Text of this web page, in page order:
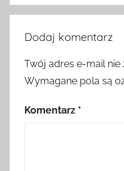
Dodaj komentarz
Twój adres e-mail
Wymagane pola są
Komentarz *